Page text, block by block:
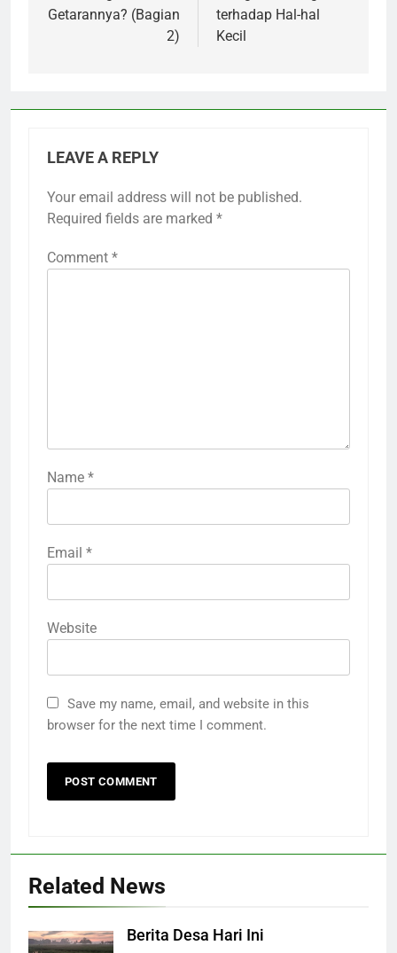
Getarannya? (Bagian
2)
terhadap Hal-hal
Kecil
LEAVE A REPLY
Your email address will not be published.
Required fields are marked *
Comment *
Name *
Email *
Website
Save my name, email, and website in this
browser for the next time I comment.
Related News
Berita Desa Hari Ini